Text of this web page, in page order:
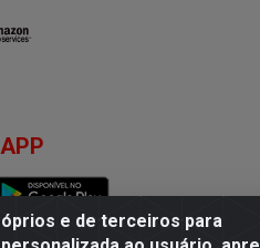
e de terceiros para